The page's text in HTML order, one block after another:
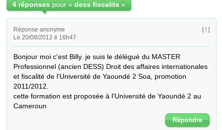
4 réponses pour «dess fiscalite »
Réponse anonyme
Le 20/08/2012 é 16h47
[ ! ]
Bonjour moi c'est Billy. je suis le délégué du MASTER
Professionnel (ancien DESS) Droit des affaires internationales
et fiscalité de l'Université de Yaoundé 2 Soa, promotion
2011/2012.
cette formation est proposée à l'Université de Yaoundé 2 au
Cameroun
Répondre